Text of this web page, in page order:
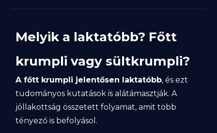
Melyik a laktatóbb? Főtt
krumpli vagy sültkrumpli?
A főtt krumpli jelentősen laktatóbb, és ezt
tudományos kutatások is alátámasztják. A
jóllakottság összetett folyamat, amit több
tényező is befolyásol.